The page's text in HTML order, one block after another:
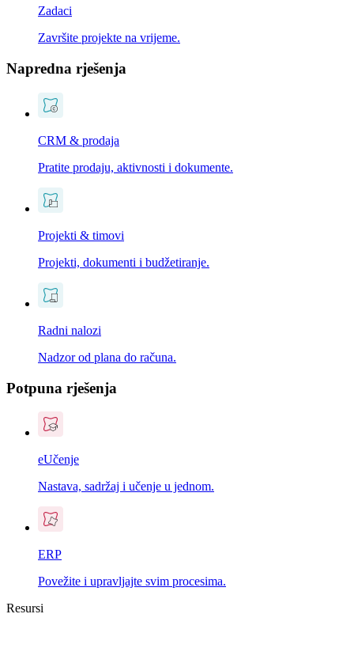
Zadaci
Završite projekte na vrijeme.
Napredna rješenja
CRM & prodaja
Pratite prodaju, aktivnosti i dokumente.
Projekti & timovi
Projekti, dokumenti i budžetiranje.
Radni nalozi
Nadzor od plana do računa.
Potpuna rješenja
eUčenje
Nastava, sadržaj i učenje u jednom.
ERP
Povežite i upravljajte svim procesima.
Resursi